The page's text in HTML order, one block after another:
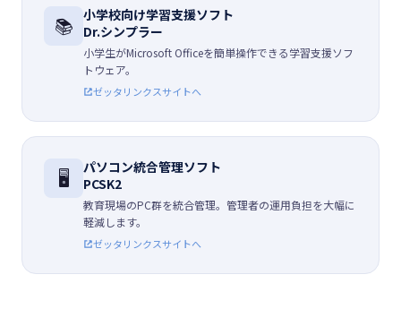
📚 小学校向け学習支援ソフト
Dr.シンプラー
小学生がMicrosoft Officeを簡単操作できる学習支援ソフ
トウェア。
ゼッタリンクスサイトへ
🖥️
パソコン統合管理ソフト
PCSK2
教育現場のPC群を統合管理。管理者の運用負担を大幅に
軽減します。
ゼッタリンクスサイトへ